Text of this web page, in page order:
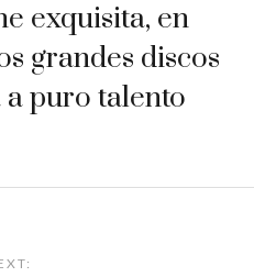
exquisita, en
grandes discos
puro talento